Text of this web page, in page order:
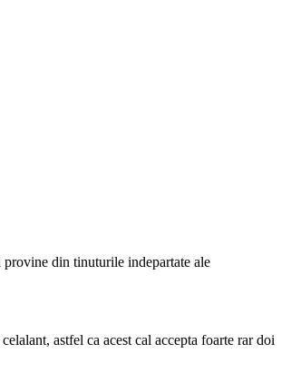
provine din tinuturile indepartate ale
astfel ca acest cal accepta foarte rar doi